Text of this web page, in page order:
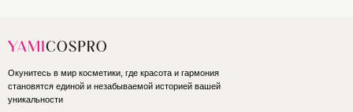
Окунитесь в мир косметики, где красота и гармония
становятся единой и незабываемой историей вашей
уникальности